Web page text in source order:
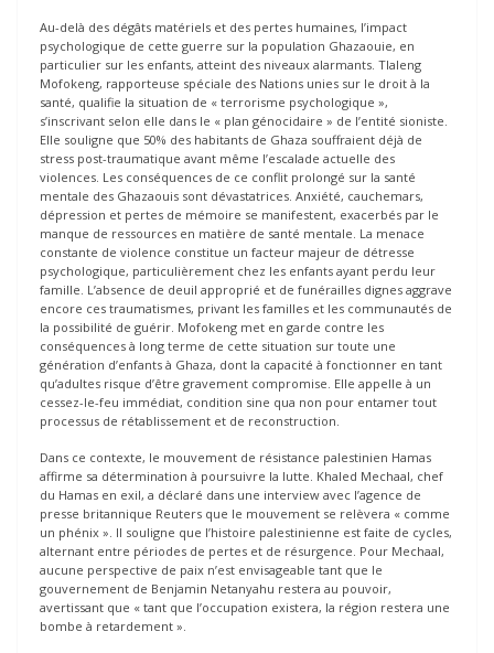
Au-delà des dégâts matériels et des pertes humaines, l’impact
psychologique de cette guerre sur la population Ghazaouie, en
particulier sur les enfants, atteint des niveaux alarmants. Tlaleng
Mofokeng, rapporteuse spéciale des Nations unies sur le droit à la
santé, qualifie la situation de « terrorisme psychologique »,
s’inscrivant selon elle dans le « plan génocidaire » de l’entité sioniste.
Elle souligne que 50% des habitants de Ghaza souffraient déjà de
stress post-traumatique avant même l’escalade actuelle des
violences. Les conséquences de ce conflit prolongé sur la santé
mentale des Ghazaouis sont dévastatrices. Anxiété, cauchemars,
dépression et pertes de mémoire se manifestent, exacerbés par le
manque de ressources en matière de santé mentale. La menace
constante de violence constitue un facteur majeur de détresse
psychologique, particulièrement chez les enfants ayant perdu leur
famille. L’absence de deuil approprié et de funérailles dignes aggrave
encore ces traumatismes, privant les familles et les communautés de
la possibilité de guérir. Mofokeng met en garde contre les
conséquences à long terme de cette situation sur toute une
génération d’enfants à Ghaza, dont la capacité à fonctionner en tant
qu’adultes risque d’être gravement compromise. Elle appelle à un
cessez-le-feu immédiat, condition sine qua non pour entamer tout
processus de rétablissement et de reconstruction.
Dans ce contexte, le mouvement de résistance palestinien Hamas
affirme sa détermination à poursuivre la lutte. Khaled Mechaal, chef
du Hamas en exil, a déclaré dans une interview avec l’agence de
presse britannique Reuters que le mouvement se relèvera « comme
un phénix ». Il souligne que l’histoire palestinienne est faite de cycles,
alternant entre périodes de pertes et de résurgence. Pour Mechaal,
aucune perspective de paix n’est envisageable tant que le
gouvernement de Benjamin Netanyahu restera au pouvoir,
avertissant que « tant que l’occupation existera, la région restera une
bombe à retardement ».